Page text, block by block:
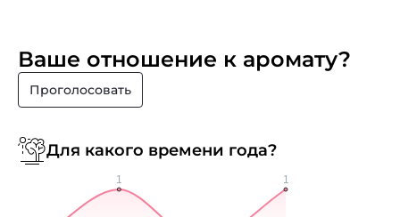
Ваше отношение к аромату?
Проголосовать
Для какого времени года?